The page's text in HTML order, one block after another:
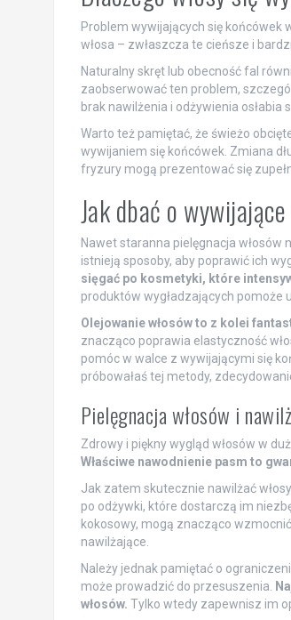
Problem wywijających się końcówek
włosa – zwłaszcza te cieńsze i
Naturalny skręt lub obecność fal
zaobserwować ten problem,
brak nawilżenia i odżywienia osłabia
Warto też pamiętać, że świeżo
wywijaniem się końcówek. Zmiana
fryzury mogą prezentować się
Jak dbać o
Nawet staranna pielęgnacja
istnieją sposoby, aby poprawić ich
sięgać po kosmetyki, które
produktów wygładzających pomoże
Olejowanie włosów to z kolei
znacząco poprawia elastyczność
pomóc w walce z wywijającymi się
próbowałaś tej metody,
Pielęgnacja włosów i
Zdrowy i piękny wygląd włosów w
Właściwe nawodnienie pasm to
Jak zatem skutecznie nawilżać
po odżywki, które dostarczą im
kokosowy, mogą znacząco
nawilżające.
Należy jednak pamiętać o
może prowadzić do przesuszenia.
włosów. Tylko wtedy zapewnisz im